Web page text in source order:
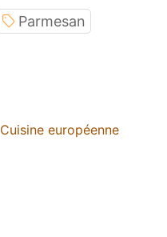
Parmesan
Cuisine européenne